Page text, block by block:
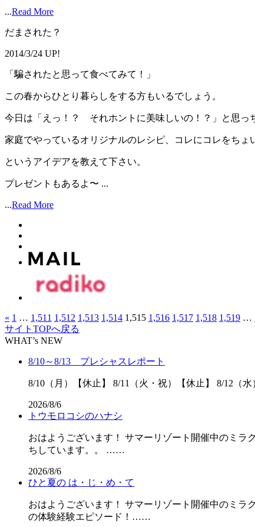
...Read More
だまされた？
2014/3/24 UP!
「騙されたと思って食べてみて！」
この春からひとり暮らしをする方もいるでしょう。
今日は「えっ！？ それホントに美味しいの！？」と思っ
家庭でやっているオリジナルのレシピ、コレにコレをちょ
というアイデアを教えて下さい。
プレゼントもあるよ〜 ...
...Read More
« 1 … 1,511 1,512 1,513 1,514 1,515 1,516 1,517 1,518 1,519 …
サイトTOPへ戻る
WHAT’s NEW
8/10～8/13 プレシャスレポート
8/10（月）【休止】 8/11（火・祝）【休止】 8/12（
2026/8/6
トウモロコシのハナシ
おはようございます！ サマーリゾート開催中のミラ
ちしています。。 ……
2026/8/6
ひと夏の は・じ・め・て
おはようございます！ サマーリゾート開催中のミラ
の体験経験エピソード！……